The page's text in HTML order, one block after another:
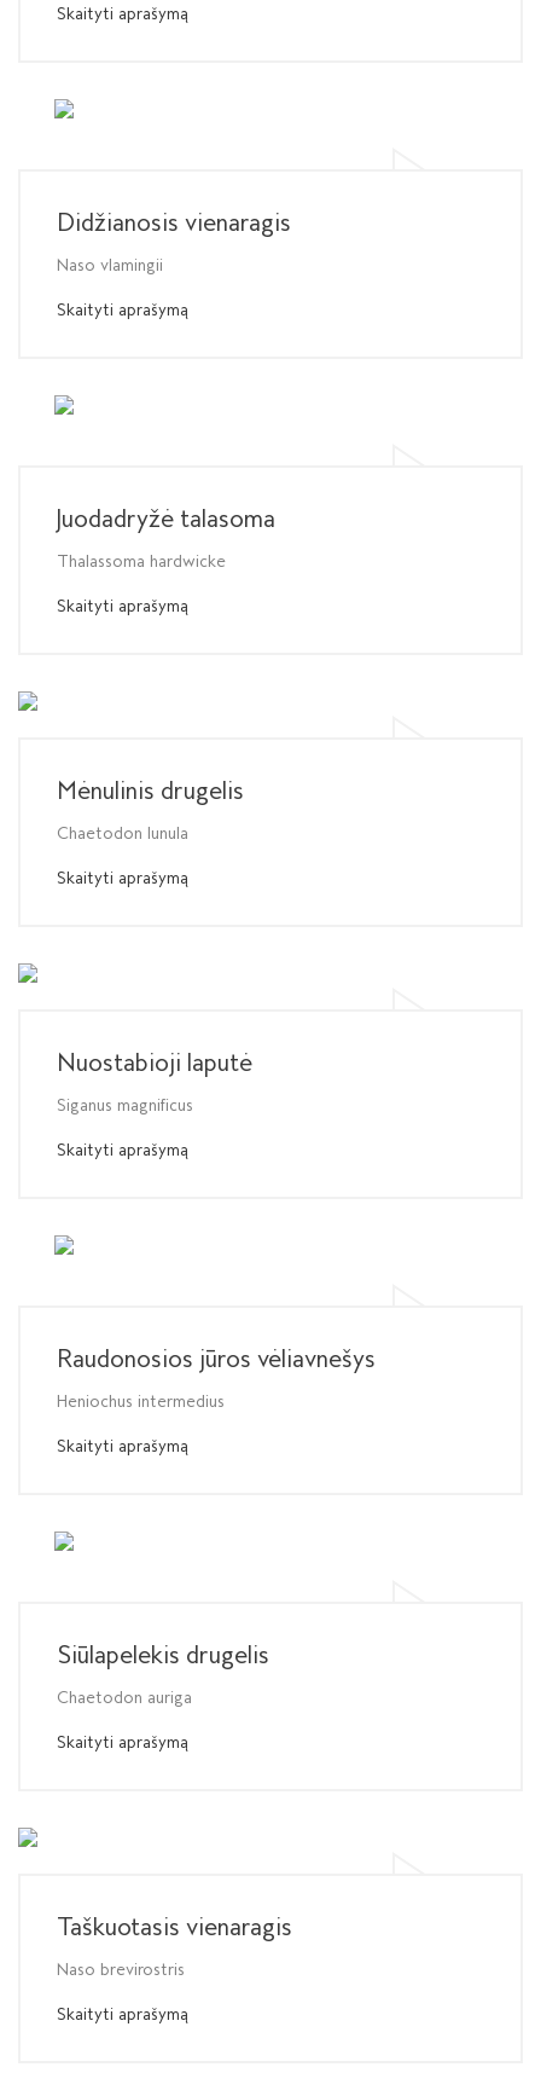
Skaityti aprašymą
Didžianosis vienaragis
Naso vlamingii
Skaityti aprašymą
Juodadryžė talasoma
Thalassoma hardwicke
Skaityti aprašymą
Mėnulinis drugelis
Chaetodon lunula
Skaityti aprašymą
Nuostabioji laputė
Siganus magnificus
Skaityti aprašymą
Raudonosios jūros vėliavnešys
Heniochus intermedius
Skaityti aprašymą
Siūlapelekis drugelis
Chaetodon auriga
Skaityti aprašymą
Taškuotasis vienaragis
Naso brevirostris
Skaityti aprašymą